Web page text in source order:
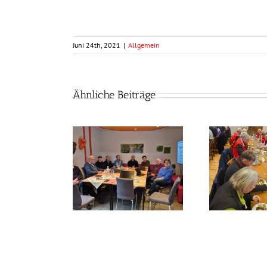
Juni 24th, 2021 | Allgemein
Ähnliche Beiträge
Frühlingszeit –
Grünkohlzeit?